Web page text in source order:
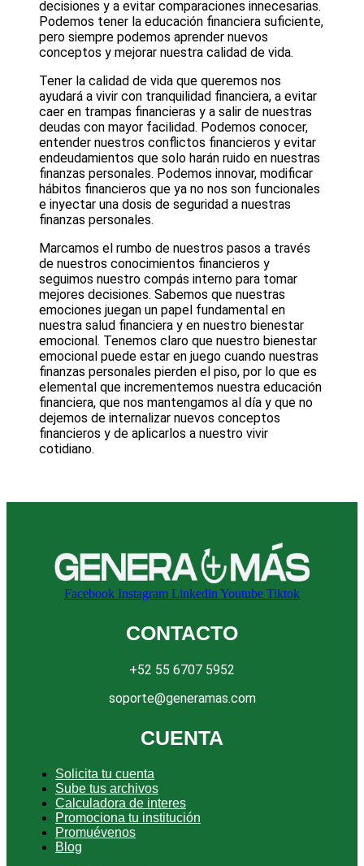
decisiones y a evitar comparaciones innecesarias.
Podemos tener la educación financiera suficiente,
pero siempre podemos aprender nuevos
conceptos y mejorar nuestra calidad de vida.
Tener la calidad de vida que queremos nos
ayudará a vivir con tranquilidad financiera, a evitar
caer en trampas financieras y a salir de nuestras
deudas con mayor facilidad. Podemos conocer,
entender nuestros conflictos financieros y evitar
endeudamientos que solo harán ruido en nuestras
finanzas personales. Podemos innovar, modificar
hábitos financieros que ya no nos son funcionales
e inyectar una dosis de seguridad a nuestras
finanzas personales.
Marcamos el rumbo de nuestros pasos a través
de nuestros conocimientos financieros y
seguimos nuestro compás interno para tomar
mejores decisiones. Sabemos que nuestras
emociones juegan un papel fundamental en
nuestra salud financiera y en nuestro bienestar
emocional. Tenemos claro que nuestro bienestar
emocional puede estar en juego cuando nuestras
finanzas personales pierden el piso, por lo que es
elemental que incrementemos nuestra educación
financiera, que nos mantengamos al día y que no
dejemos de internalizar nuevos conceptos
financieros y de aplicarlos a nuestro vivir
cotidiano.
Facebook Instagram LinkedinYoutube Tiktok
CONTACTO
+52 55 6707 5952
soporte@generamas.com
CUENTA
Solicita tu cuenta
Sube tus archivos
Calculadora de interes
Promociona tu institución
Promuévenos
Blog